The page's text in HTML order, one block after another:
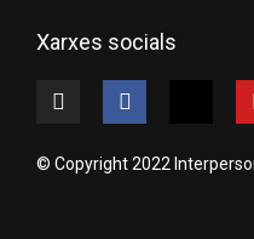
Xarxes socials
I
n
t
a
F
a
c
e
b
w
i
© Copyright 2022